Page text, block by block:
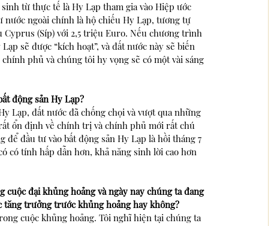
từ thực tế là Hy Lạp tham gia vào Hiệp ước
ngoài chính là hộ chiếu Hy Lạp, tương tự
Cyprus (Síp) với 2,5 triệu Euro. Nếu chương trình
sẽ được “kích hoạt”, và đất nước này sẽ biến
phủ và chúng tôi hy vọng sẽ có một vài sáng
động sản Hy Lạp?
Lạp, đất nước đã chống chọi và vượt qua những
ổn định về chính trị và chính phủ mới rất chú
đầu tư vào bất động sản Hy Lạp là hồi tháng 7
có tính hấp dẫn hơn, khả năng sinh lời cao hơn
đại khủng hoảng và ngày nay chúng ta đang
tăng trưởng trước khủng hoảng hay không?
cuộc khủng hoảng. Tôi nghĩ hiện tại chúng ta